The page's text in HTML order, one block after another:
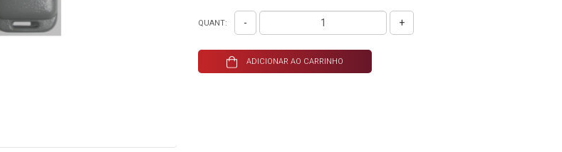
QUANT: - +
ADICIONAR AO CARRINHO